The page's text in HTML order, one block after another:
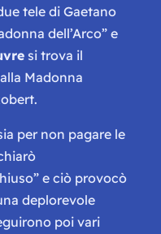
tele di Gaetano
dell’Arco” e
si trova il
Madonna
per non pagare le
e ciò provocò
deplorevole
poi vari